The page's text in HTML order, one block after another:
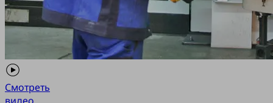
Смотреть